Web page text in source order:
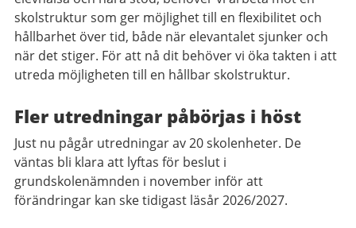
skolstruktur som ger möjlighet till en flexibilitet och
hållbarhet över tid, både när elevantalet sjunker och
när det stiger. För att nå dit behöver vi öka takten i att
utreda möjligheten till en hållbar skolstruktur.
Fler utredningar påbörjas i höst
Just nu pågår utredningar av 20 skolenheter. De
väntas bli klara att lyftas för beslut i
grundskolenämnden i november inför att
förändringar kan ske tidigast läsår 2026/2027.